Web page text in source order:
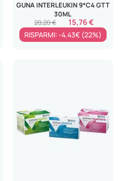
GUNA INTERLEUKIN 9*C4 GTT
30ML
15,76 €
20,20 €
RISPARMI: -4.43€ (22%)